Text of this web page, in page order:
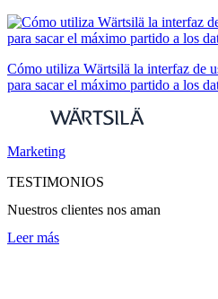
Cómo utiliza Wärtsilä la interfaz de
para sacar el máximo partido a los
Marketing
TESTIMONIOS
Nuestros clientes nos aman
Leer más